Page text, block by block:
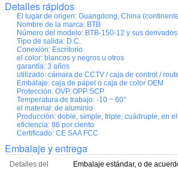
Detalles rápidos
El lugar de origen: Guangdong, China
Nombre de la marca: BTB
Número del modelo: BTB-150-12 y sus derivados
Tipo de salida: D.C.
Conexión: Escritorio
el color: blancos y negros u otros
garantía: 3 años
utilizado: cámara de CCTV / caja de control /
Embalaje: caja de papel o caja de color OEM
Protección: OVP. OPP SCP
Temperatura de trabajo: -10 ~ 60°
el material: de aluminio
Producción: doble, simple, triple, cuádruple, en
eficiencia: 86 por ciento
Certificado: CE SAA FCC
Embalaje y entrega
Detalles del
Embalaje estándar, o de